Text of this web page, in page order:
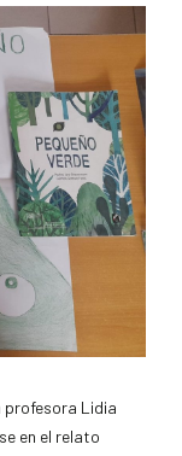
profesora Lidia
en el relato